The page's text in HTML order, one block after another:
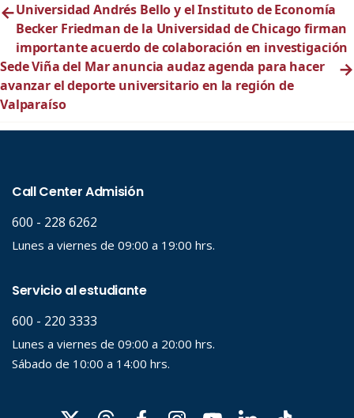
←Universidad Andrés Bello y el Instituto de Economía
Becker Friedman de la Universidad de Chicago firman
importante acuerdo de colaboración en investigación
Sede Viña del Mar anuncia audaz agenda para hacer
avanzar el deporte universitario en la región de
Valparaíso
→